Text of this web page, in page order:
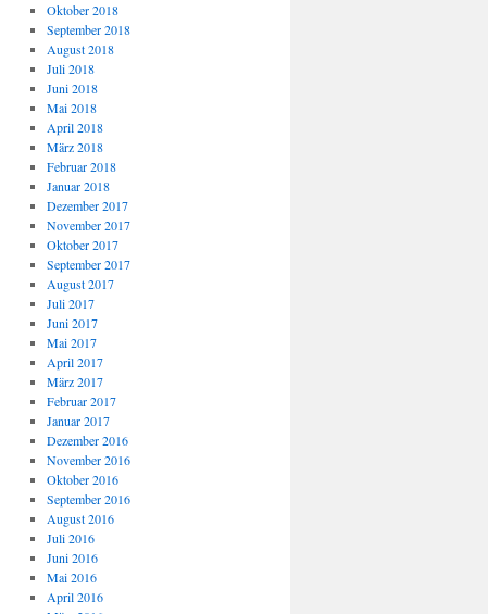
Oktober 2018
September 2018
August 2018
Juli 2018
Juni 2018
Mai 2018
April 2018
März 2018
Februar 2018
Januar 2018
Dezember 2017
November 2017
Oktober 2017
September 2017
August 2017
Juli 2017
Juni 2017
Mai 2017
April 2017
März 2017
Februar 2017
Januar 2017
Dezember 2016
November 2016
Oktober 2016
September 2016
August 2016
Juli 2016
Juni 2016
Mai 2016
April 2016